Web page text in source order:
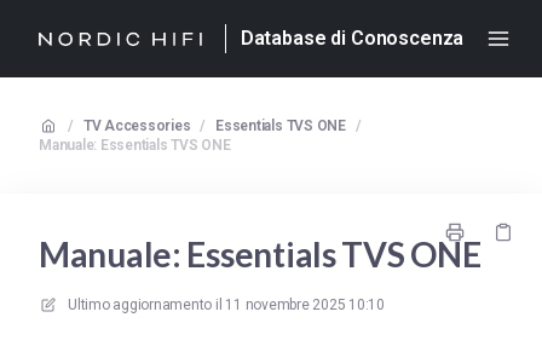
Database di Conoscenza
/ TV Accessories / Essentials TVS ONE /
Manuale: Essentials TVS ONE
Manuale: Essentials TVS ONE
Ultimo aggiornamento il 11 novembre 2025 10:10